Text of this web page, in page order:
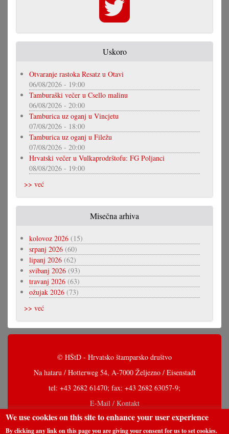
Uskoro
Otvaranje rastoka Resatz u Otavi
06/08/2026 - 19:00
Tamburaški večer u Csello malinu
06/08/2026 - 20:00
Tamburica uz oganj u Vincjetu
07/08/2026 - 18:00
Tamburica uz oganj u Filežu
07/08/2026 - 20:00
Hrvatski večer u Vulkaprodrštofu: FG Poljanci
08/08/2026 - 19:00
>> već
Misečna arhiva
kolovoz 2026 (15)
srpanj 2026 (60)
lipanj 2026 (62)
svibanj 2026 (93)
travanj 2026 (63)
ožujak 2026 (73)
>> već
© HŠtD - Hrvatsko štamparsko društvo
Na hataru / Hotterweg 54, A-7000 Željezno / Eisenstadt
tel: +43 2682 61470; fax: +43 2682 63057-9;
E-Mail / Kontakt
We use cookies on this site to enhance your user experience
By clicking any link on this page you are giving your consent for us to set cookies.